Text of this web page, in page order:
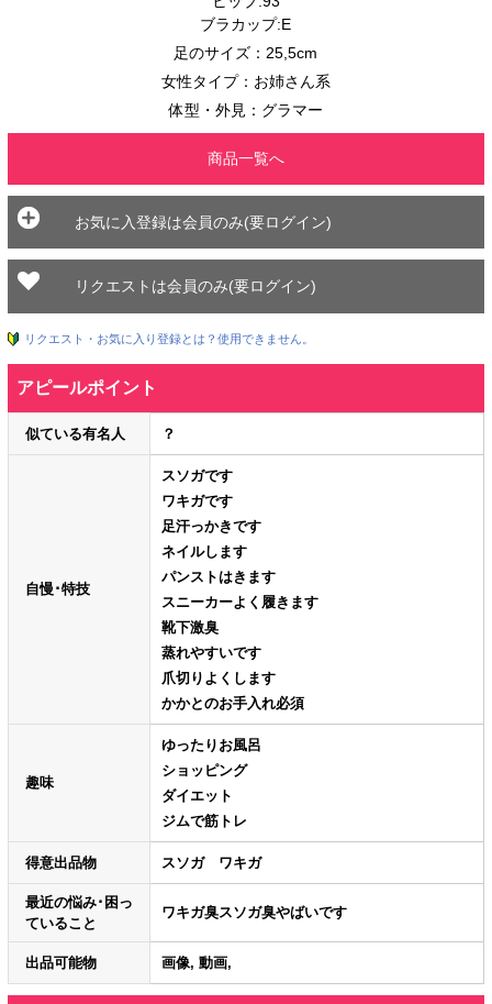
ブラカップ:E
足のサイズ：25,5cm
女性タイプ：お姉さん系
体型・外見：グラマー
商品一覧へ
お気に入登録は会員のみ(要ログイン)
リクエストは会員のみ(要ログイン)
リクエスト・お気に入り登録とは？使用できません。
アピールポイント
似ている有名人 ？
自慢･特技
スソガです
ワキガです
足汗っかきです
ネイルします
パンストはきます
スニーカーよく履きます
靴下激臭
蒸れやすいです
爪切りよくします
かかとのお手入れ必須
趣味
ゆったりお風呂
ショッピング
ダイエット
ジムで筋トレ
得意出品物 スソガ ワキガ
最近の悩み･困っ
ていること
ワキガ臭スソガ臭やばいです
出品可能物 画像, 動画,